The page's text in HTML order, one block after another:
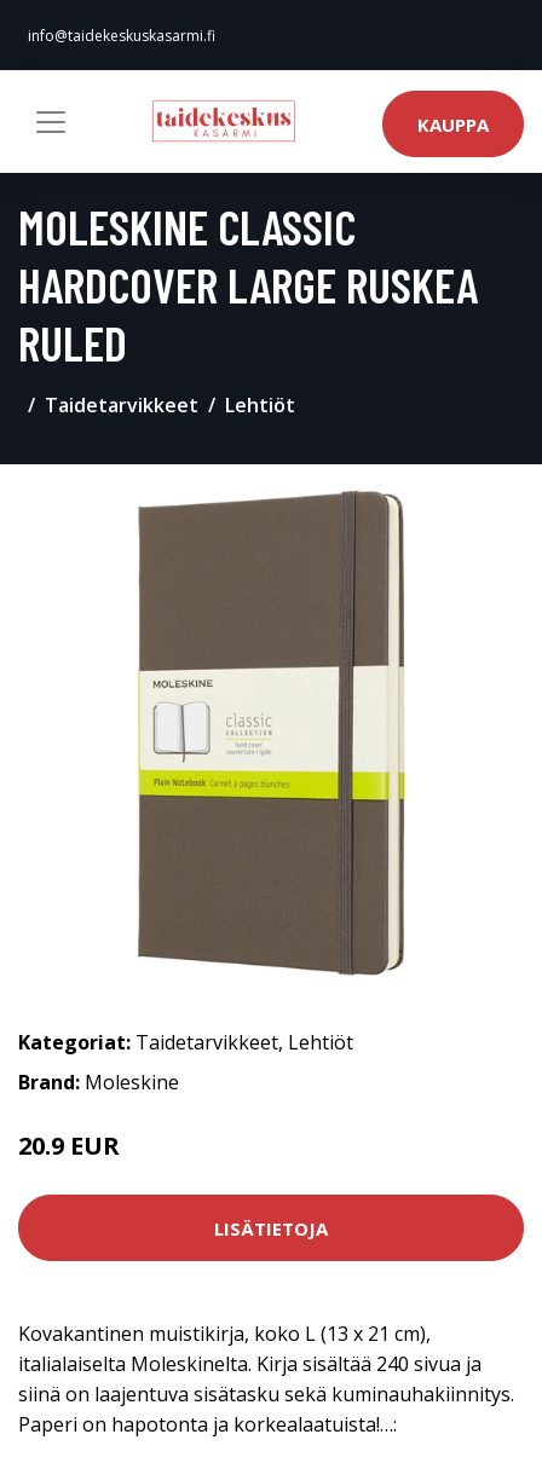
info@taidekeskuskasarmi.fi
KAUPPA
MOLESKINE CLASSIC
HARDCOVER LARGE RUSKEA
RULED
Taidetarvikkeet Lehtiöt
Kategoriat: Taidetarvikkeet, Lehtiöt
Brand: Moleskine
20.9 EUR
LISÄTIETOJA
Kovakantinen muistikirja, koko L (13 x 21 cm),
italialaiselta Moleskinelta. Kirja sisältää 240 sivua ja
siinä on laajentuva sisätasku sekä kuminauhakiinnitys.
Paperi on hapotonta ja korkealaatuista!…: